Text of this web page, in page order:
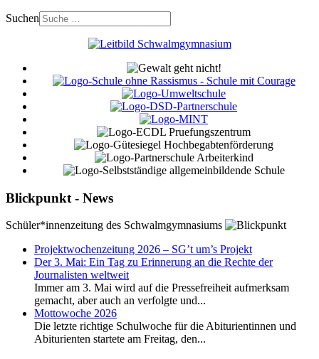
Suchen
Blickpunkt - News
Schüler*innenzeitung des Schwalmgymnasiums
Projektwochenzeitung 2026 – SG’t um’s Projekt
Der 3. Mai: Ein Tag zu Erinnerung an die Rechte der
Journalisten weltweit
Immer am 3. Mai wird auf die Pressefreiheit aufmerksam
gemacht, aber auch an verfolgte und...
Mottowoche 2026
Die letzte richtige Schulwoche für die Abiturientinnen und
Abiturienten startete am Freitag, den...